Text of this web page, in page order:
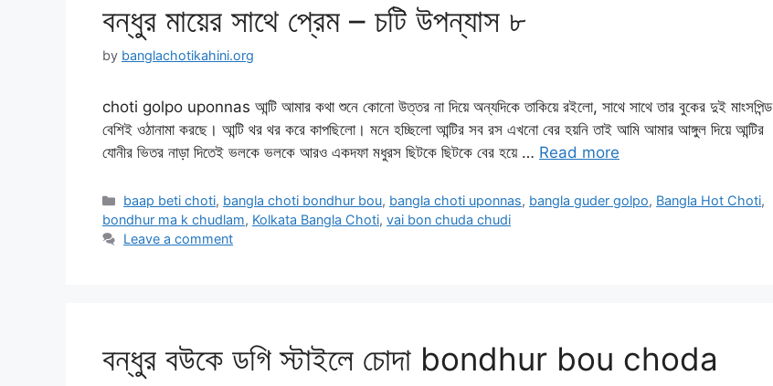
বন্ধুর মায়ের সাথে প্রেম – চটি উপন্যাস ৮
by banglachotikahini.org
choti golpo uponnas আন্টি আমার কথা শুনে কোনো উত্তর না দিয়ে অন্যদিকে তাকিয়ে রইলো, সাথে সাথে তার বুকের দুই মাংসপিন্ড
বেশিই ওঠানামা করছে। আন্টি থর থর করে কাপছিলো। মনে হচ্ছিলো আন্টির সব রস এখনো বের হয়নি তাই আমি আমার আঙ্গুল দিয়ে আন্টির
যোনীর ভিতর নাড়া দিতেই ভলকে ভলকে আরও একদফা মধুরস ছিটকে ছিটকে বের হয়ে … Read more
Categories
baap beti choti, bangla choti bondhur bou, bangla choti uponnas, bangla guder golpo, Bangla Hot Choti,
bondhur ma k chudlam, Kolkata Bangla Choti, vai bon chuda chudi
Leave a comment
বন্ধুর বউকে ডগি স্টাইলে চোদা bondhur bou choda